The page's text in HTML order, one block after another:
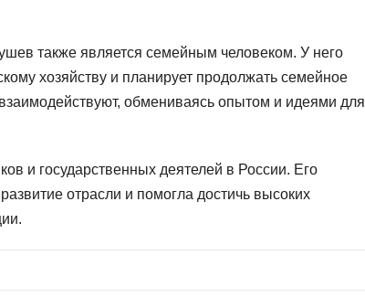
также является семейным человеком. У него
хозяйству и планирует продолжать семейное
обмениваясь опытом и идеями для
и государственных деятелей в России. Его
отрасли и помогла достичь высоких